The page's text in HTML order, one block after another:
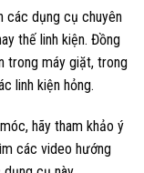
các dụng cụ chuyên
thế linh kiện. Đồng
trong máy giặt, trong
linh kiện hỏng.
hãy tham khảo ý
các video hướng